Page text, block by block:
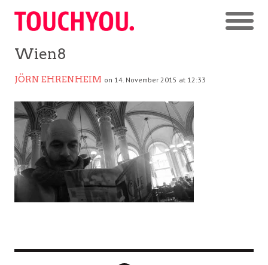
Wien8
JÖRN EHRENHEIM on 14. November 2015 at 12:33